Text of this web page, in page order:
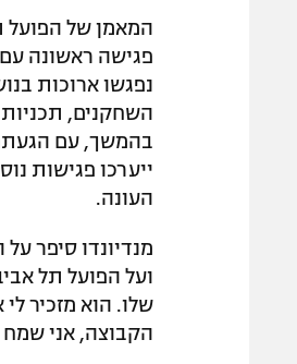
המאמן של הפועל
פגישה ראשונה
נפגשו ארוכות
השחקנים, תכניות
בהמשך, עם הגעתם
ייערכו פגישות
העונה.
מנדיונדו סיפר
ועל הפועל תל
שלו. הוא מזכיר
הקבוצה, אני שמח